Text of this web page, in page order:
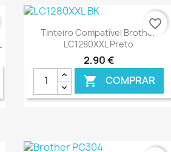
Ver+
Tinteiro Compatível Brother
LC1280XXL Preto
2,90 €
 COMPRAR
favorite_border